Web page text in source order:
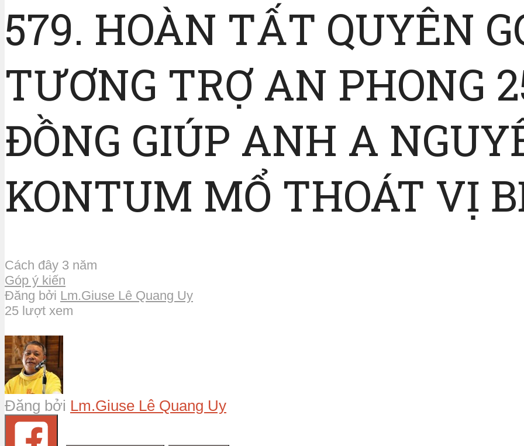
579. HOÀN TẤT QUYÊN
TƯƠNG TRỢ AN PHONG
ĐỒNG GIÚP ANH A
KONTUM MỔ THOÁT VỊ
Cách đây 3 năm
Góp ý kiến
Đăng bởi Lm.Giuse Lê Quang Uy
25 lượt xem
Đăng bởi Lm.Giuse Lê Quang Uy